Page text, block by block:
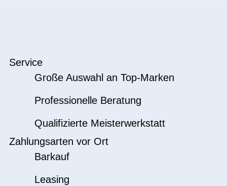
Service
Große Auswahl an Top-Marken
Professionelle Beratung
Qualifizierte Meisterwerkstatt
Zahlungsarten vor Ort
Barkauf
Leasing